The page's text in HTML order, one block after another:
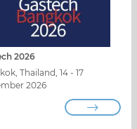
KARRIERE
2026
Thailand, 14 - 17
2026